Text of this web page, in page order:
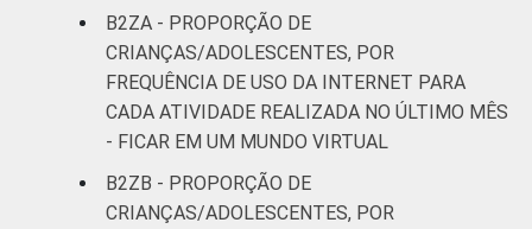
B2ZA - PROPORÇÃO DE
CRIANÇAS/ADOLESCENTES, POR
FREQUÊNCIA DE USO DA INTERNET PARA
CADA ATIVIDADE REALIZADA NO ÚLTIMO MÊS
- FICAR EM UM MUNDO VIRTUAL
B2ZB - PROPORÇÃO DE
CRIANÇAS/ADOLESCENTES, POR